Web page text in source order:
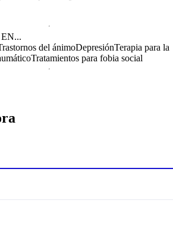
del ánimoDepresiónTerapia para la
Tratamientos para fobia social